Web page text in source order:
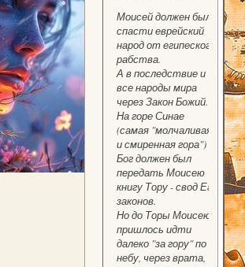
Моисей должен был
спасти еврейский
народ от египеского
рабства.
А в последствие и
все народы мира
через Закон Божий.
На горе Синае
(самая "молчаливая
и смиренная гора")
Бог должен был
передать Моисею
книгу Тору - свод Его
законов.
Но до Торы Моисею
пришлось идти
далеко "за гору" по
небу, через врата,